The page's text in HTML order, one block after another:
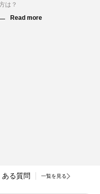
は？
る質問 一覧を見る